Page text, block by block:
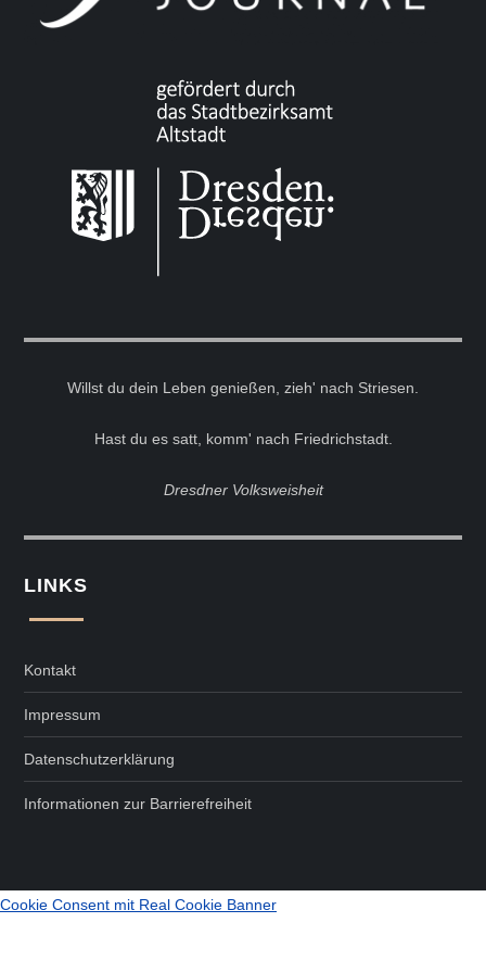
Willst du dein Leben genießen, zieh' nach Striesen.
Hast du es satt, komm' nach Friedrichstadt.
Dresdner Volksweisheit
LINKS
Kontakt
Impressum
Datenschutzerklärung
Informationen zur Barrierefreiheit
Cookie Consent mit Real Cookie Banner